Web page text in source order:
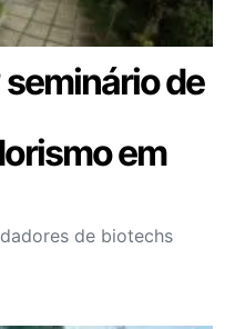
seminário de
em
de biotechs